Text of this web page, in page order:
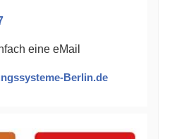
eine eMail
Berlin.de